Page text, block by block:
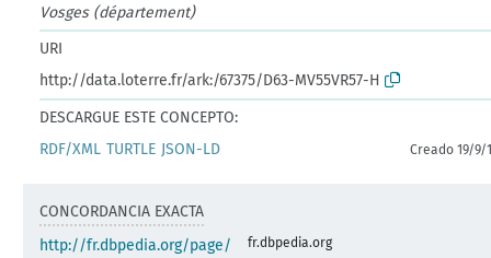
Vosges (département)
URI
http://data.loterre.fr/ark:/67375/D63-MV55VR57-H
DESCARGUE ESTE CONCEPTO:
RDF/XML TURTLE JSON-LD Creado 19/9/
CONCORDANCIA EXACTA
http://fr.dbpedia.org/page/
fr.dbpedia.org